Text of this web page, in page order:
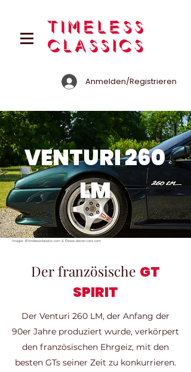
Anmelden/Registrieren
VENTURI 260
LM
Images @timelessclassics.com & ©www.eleven-cars.com
Der französische GT
SPIRIT
Der Venturi 260 LM, der Anfang der
90er Jahre produziert wurde, verkörpert
den französischen Ehrgeiz, mit den
besten GTs seiner Zeit zu konkurrieren.